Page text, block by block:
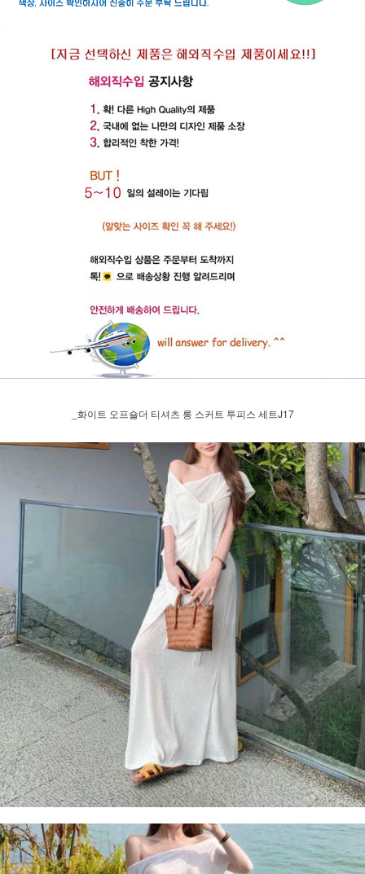
_화이트 오프숄더 티셔츠 롱 스커트 투피스 세트J17